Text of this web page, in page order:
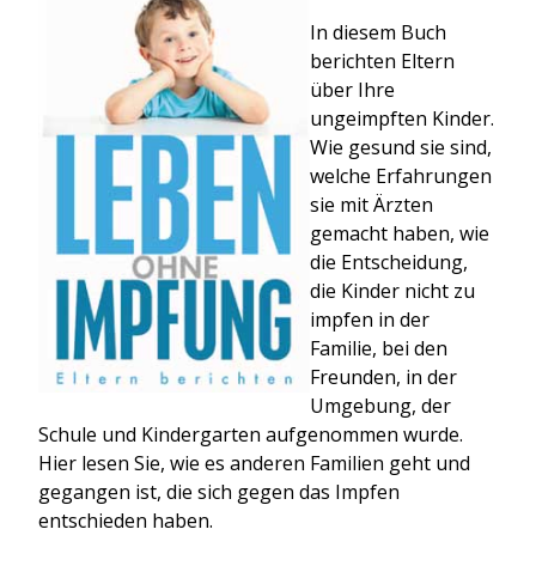
In diesem Buch
berichten Eltern
über Ihre
ungeimpften Kinder.
Wie gesund sie sind,
welche Erfahrungen
sie mit Ärzten
gemacht haben, wie
die Entscheidung,
die Kinder nicht zu
impfen in der
Familie, bei den
Freunden, in der
Umgebung, der
Schule und Kindergarten aufgenommen wurde.
Hier lesen Sie, wie es anderen Familien geht und
gegangen ist, die sich gegen das Impfen
entschieden haben.